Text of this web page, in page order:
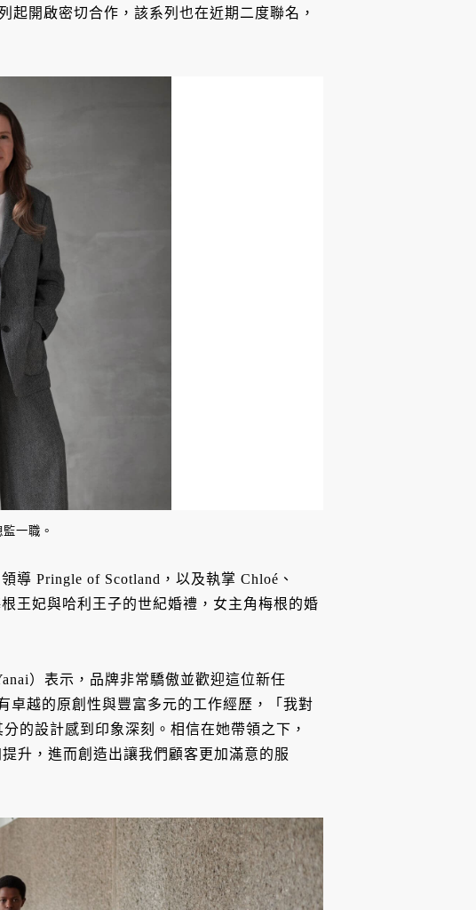
開啟密切合作，該系列也在近期二度聯名，
一職。
導 Pringle of Scotland，以及執掌 Chloé、
王妃與哈利王子的世紀婚禮，女主角梅根的婚
）表示，品牌非常驕傲並歡迎這位新任
卓越的原創性與豐富多元的工作經歷，「我對
的設計感到印象深刻。相信在她帶領之下，
升，進而創造出讓我們顧客更加滿意的服